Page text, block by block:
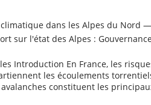
dans les Alpes du Nord
sur l'état des Alpes :
Introduction En France, les
les écoulements
constituent les